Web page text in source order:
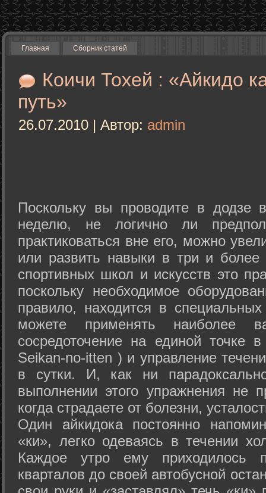
Главная Сборник статей
Коичи Тохей : «Айкидо
путь»
26.07.2010 | Автор: admin
Поскольку вы проводите в додзе
неделю, не логично ли
практиковаться вне его, можно
или развить навыки в три и
спортивных школ и искусств это
поскольку необходимое
правило, находится в
можете применять наиболее
сосредоточение на единой точке
Seikan-­no-­itten ) и управление
в сутки. И, как ни
выполнении этого упражнения не
когда страдаете от болезни,
Один айкидока постоянно
«ки», легко одеваясь в течении
Каждое утро ему приходилось
кварталов до своей автобусной